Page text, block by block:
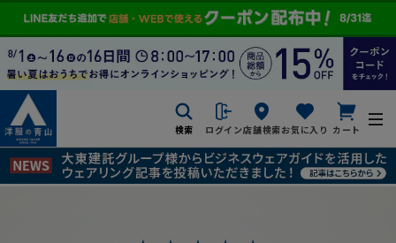
検索 ログイン店舗検索お気に入り カート